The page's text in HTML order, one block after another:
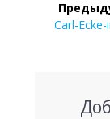
Carl-